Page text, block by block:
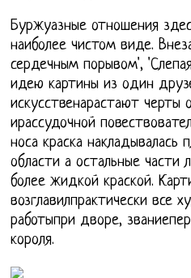
Буржуазные отношения
наиболее чистом виде.
сердечным порывом',
идею картины из один
искусственарастают черты
ирассудочной
носа краска
области а остальные части
более жидкой краской.
возглавилпрактически все
работыпри дворе,
короля.